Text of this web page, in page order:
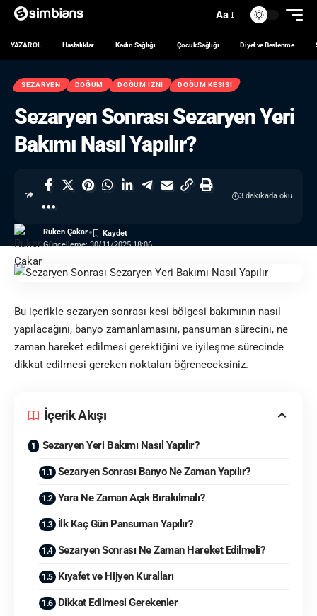
Aa
YAZAR OL Hastalıklar Kadın Sağlığı Çocuk Sağlığı Diyet ve Beslenme
SEZARYEN DOĞUM DOĞUM İZNI DOĞUM KESISI
Sezaryen Sonrası Sezaryen Yeri
Bakımı Nasıl Yapılır?
Güncelleme: 30/11/2025 18:06
Ruken Çakar
3 dakikada oku
Bu içerikle sezaryen sonrası kesi bölgesi bakımının nasıl
yapılacağını, banyo zamanlamasını, pansuman sürecini, ne
zaman hareket edilmesi gerektiğini ve iyileşme sürecinde
dikkat edilmesi gereken noktaları öğreneceksiniz.
İçerik Akışı
Sezaryen Yeri Bakımı Nasıl Yapılır?
Sezaryen Sonrası Banyo Ne Zaman Yapılır?
Yara Ne Zaman Açık Bırakılmalı?
İlk Kaç Gün Pansuman Yapılır?
Sezaryen Sonrası Ne Zaman Hareket Edilmeli?
Kıyafet ve Hijyen Kuralları
Dikkat Edilmesi Gerekenler